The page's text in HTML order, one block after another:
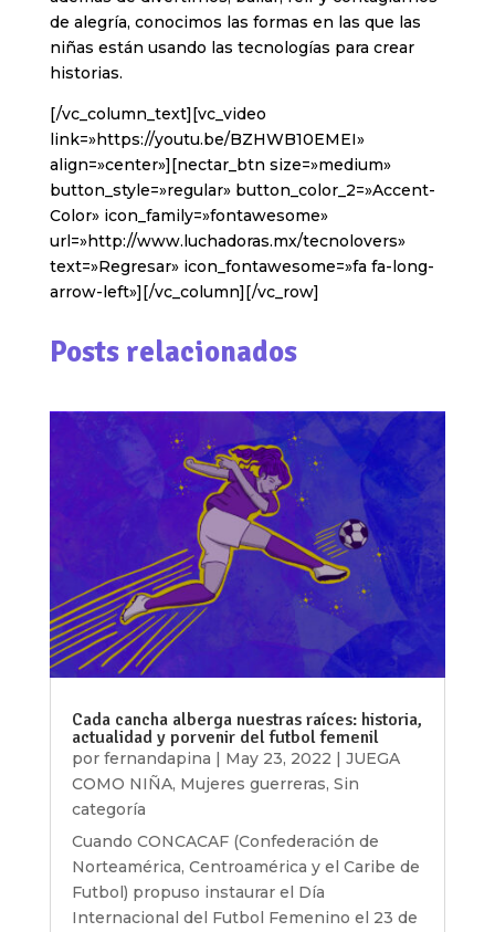
de alegría, conocimos las formas en las que las
niñas están usando las tecnologías para crear
historias.
[/vc_column_text][vc_video
link=»https://youtu.be/BZHWB10EMEI»
align=»center»][nectar_btn size=»medium»
button_style=»regular» button_color_2=»Accent-
Color» icon_family=»fontawesome»
url=»http://www.luchadoras.mx/tecnolovers»
text=»Regresar» icon_fontawesome=»fa fa-long-
arrow-left»][/vc_column][/vc_row]
Posts relacionados
Cada cancha alberga nuestras raíces: historia,
actualidad y porvenir del futbol femenil
por fernandapina May 23, 2022
JUEGA
COMO NIÑA, Mujeres guerreras, Sin
categoría
Cuando CONCACAF (Confederación de
Norteamérica, Centroamérica y el Caribe de
Futbol) propuso instaurar el Día
Internacional del Futbol Femenino el 23 de